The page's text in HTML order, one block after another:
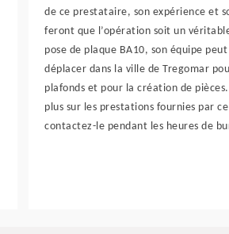
de ce prestataire, son expérience et
feront que l’opération soit un
pose de plaque BA10, son équipe
déplacer dans la ville de Tregomar
plafonds et pour la création de
plus sur les prestations fournies par
contactez-le pendant les heures de